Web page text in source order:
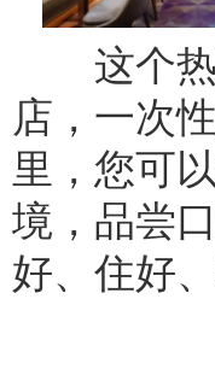
这个热
店，一次
里，您可
境，品尝
好、住好